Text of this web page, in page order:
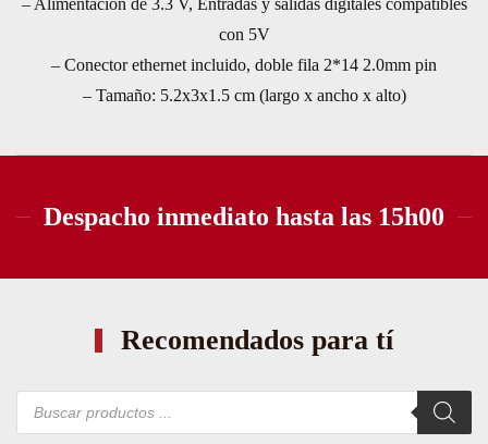
– Alimentación de 3.3 V, Entradas y salidas digitales compatibles
con 5V
– Conector ethernet incluido, doble fila 2*14 2.0mm pin
– Tamaño: 5.2x3x1.5 cm (largo x ancho x alto)
Despacho inmediato hasta las 15h00
Recomendados para tí
Búsqueda
productos